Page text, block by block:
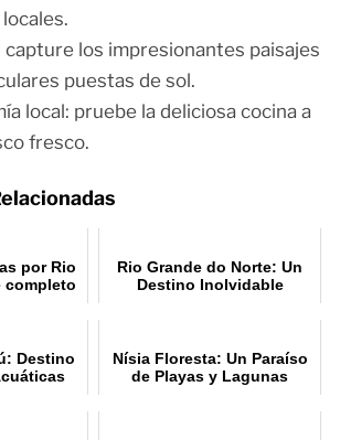
capture los impresionantes paisajes
puestas de sol.
local: pruebe la deliciosa cocina a
fresco.
por Rio
completo
Rio Grande do Norte: Un
Destino Inolvidable
Destino
Nísia Floresta: Un Paraíso
de Playas y Lagunas